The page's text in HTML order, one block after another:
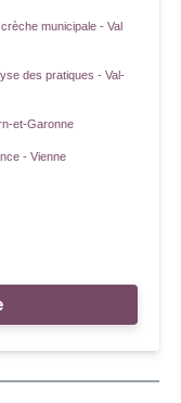
municipale - Val
des pratiques - Val-
et-Garonne
- Vienne